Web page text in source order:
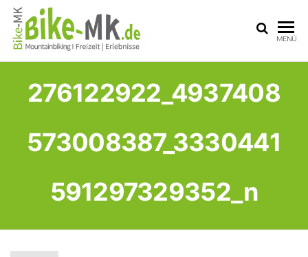
MK
Sauerland
MENÜ
276122922_4937408
573008387_3330441
591297329352_n